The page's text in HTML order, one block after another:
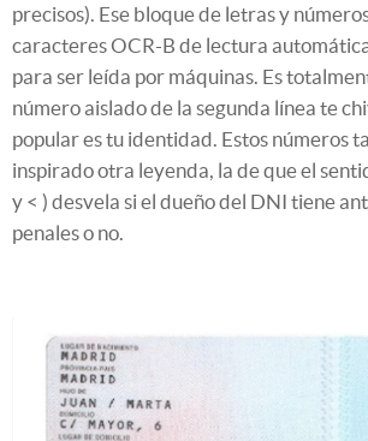
precisos). Ese bloque de letras y
caracteres OCR-B de lectura
para ser leída por máquinas. Es
número aislado de la segunda línea te
popular es tu identidad. Estos números
inspirado otra leyenda, la de que el
y < ) desvela si el dueño del DNI tiene
penales o no.